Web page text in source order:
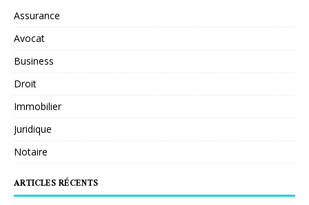
Assurance
Avocat
Business
Droit
Immobilier
Juridique
Notaire
ARTICLES RÉCENTS